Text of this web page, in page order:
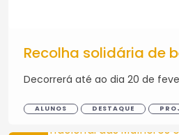
Recolha solidária de
Decorrerá até ao dia 20 de
ALUNOS DESTAQUE